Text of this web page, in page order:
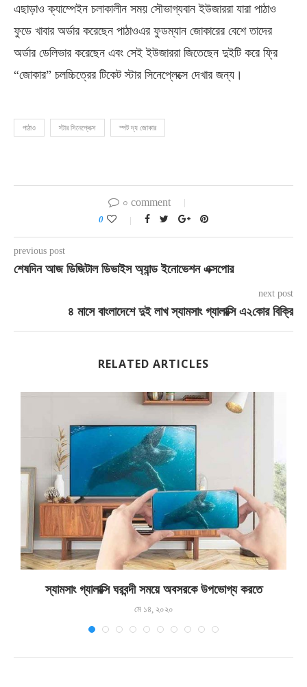
এছাড়াও ক্যাম্পেইন চলাকালীন সময় সৌভাগ্যবান ইউজাররা যারা পাঠাও
ফুডে খাবার অর্ডার করেছেন পাঠাওএর ফুডম্যান জোকারের বেশে তাদের
অর্ডার ডেলিভার করেছেন এবং সেই ইউজাররা জিতেছেন দুইটি করে ফ্রি
“জোকার” চলচ্চিত্রের টিকেট স্টার সিনেপ্লেক্সে দেখার জন্য।
পাঠাও স্টার সিনেপ্লেক্স স্পট দ্য জোকার
০ comment
0
previous post
শেষদিন আজ ডিজিটাল ডিভাইস অ্যান্ড ইনোভেশন এক্সপোর
next post
৪ মাসে বাংলাদেশে দুই লাখ স্যামসাং গ্যালাক্সি এ২কোর বিক্রি
RELATED ARTICLES
স্যামসাং গ্যালাক্সি ঘরবন্দী সময়ে অবসরকে উপভোগ্য করতে
মে ১৪, ২০২০